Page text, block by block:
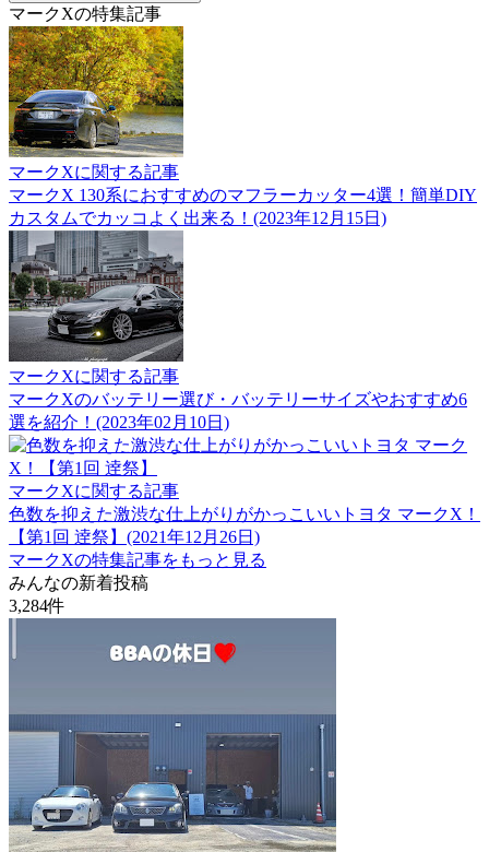
マークXの特集記事
マークXに関する記事
マークX 130系におすすめのマフラーカッター4選！簡単DIY
カスタムでカッコよく出来る！(2023年12月15日)
マークXに関する記事
マークXのバッテリー選び・バッテリーサイズやおすすめ6
選を紹介！(2023年02月10日)
マークXに関する記事
色数を抑えた激渋な仕上がりがかっこいいトヨタ マークX！
【第1回 逹祭】(2021年12月26日)
マークXの特集記事をもっと見る
みんなの新着投稿
3,284件